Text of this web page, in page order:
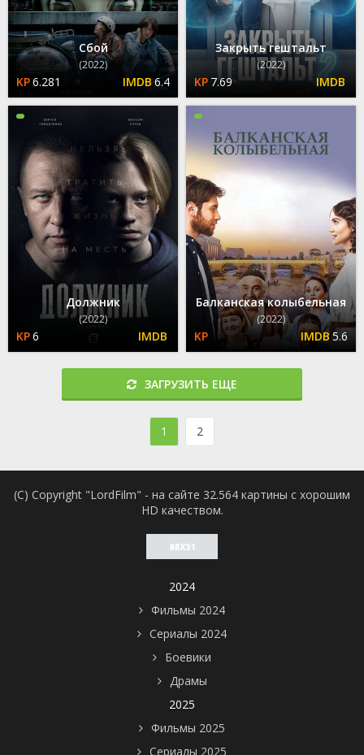
Сбой
(2022)
6.281 6.4
Закрыть гештальт
(2022)
7.69
Должник
(2022)
6
Балканская колыбельная
(2022)
5.6
ЗАГРУЗИТЬ ЕЩЕ
1 2
(C) Copyright "LordFilm" - на сайте 32.564 картины с хорошим
HD качеством.
2024
Фильмы 2024
Сериалы 2024
Боевики
Драмы
2025
Фильмы 2025
Сериалы 2025